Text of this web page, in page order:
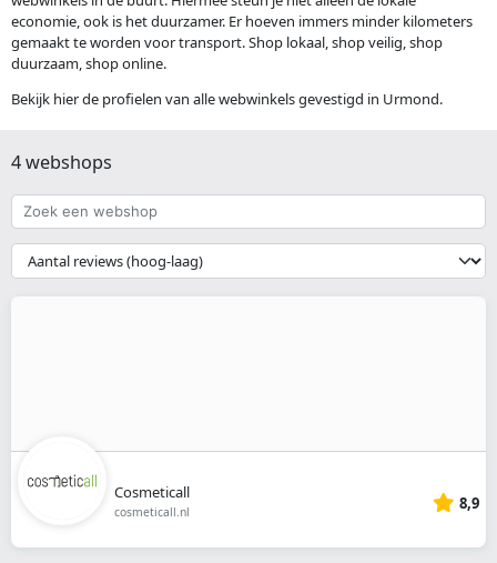
economie, ook is het duurzamer. Er hoeven immers minder kilometers
gemaakt te worden voor transport. Shop lokaal, shop veilig, shop
duurzaam, shop online.
Bekijk hier de profielen van alle webwinkels gevestigd in Urmond.
4 webshops
Zoek
een
webshop
{{
__('Sort')
Cosmeticall
cosmeticall.nl 8,9